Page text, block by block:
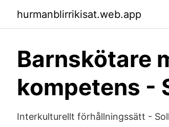
hurmanblirrikisat.web.app
Barnskötare
kompetens -
Interkulturellt förhållningssätt -